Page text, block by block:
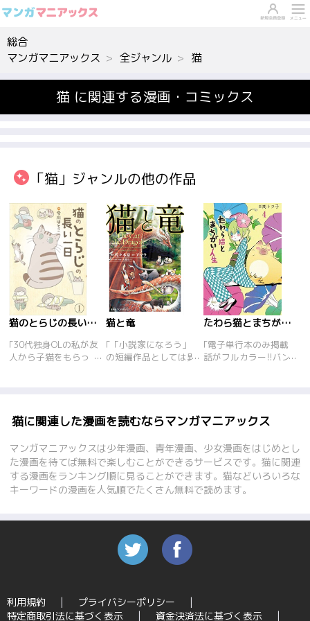
総合
マンガマニアックス
全ジャンル 猫
猫 に関連する漫画・コミックス
「猫」ジャンルの他の作品
猫のとらじの長い一日
｢30代独身OLの私が友
人から子猫をもらっ
染していた。7年を経
日々。余命3日と宣告
されながら、必死の漢
方薬治療で奇跡的な回
復をするが…
猫と竜
｢「小説家になろう」
の短編作品としては異
人気ファンタジーが待
「なぁ、羽のおじちゃ
ん。おいら人間の子供
に、魔法を教えてやり
たいんだ」。深い深い
森の奥。一匹の火吹き
ちと暮らしていた。竜
は、この森で猫に育て
られたのだ。竜の寿命
は永い。兄弟猫はとっ
くに眠りに就き、その
な命が生まれる。長き
にわたり森の猫を守り
たわら猫とまちがい人生
｢電子単行本のみ掲載
話がフルカラー!!バン
は米俵みたいにふとっ
た猫と仕方なく暮らす
うち、ことりの人生に
今まで無かったような
騒動が巻き起こ
る･･･。ことりとデブ
ぶフォーチューン･ス
猫に関連した漫画を読むならマンガマニアックス
マンガマニアックスは少年漫画、青年漫画、少女漫画をはじめとし
た漫画を待てば無料で楽しむことができるサービスです。猫に関連
する漫画をランキング順に見ることができます。猫などいろいろな
キーワードの漫画を人気順でたくさん無料で読めます。
利用規約
プライバシーポリシー
特定商取引法に基づく表示
資金決済法に基づく表示